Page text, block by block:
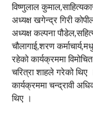
विष्णुलाल
अध्यक्ष खगेन्द्र गिरी
अध्यक्ष कल्पना
चौलागाई,शरण
रहेको कार्यक्रममा
चरित्रा शाहले गरेको थिए
कार्यक्रममा चन्द्रावी
थिए ।